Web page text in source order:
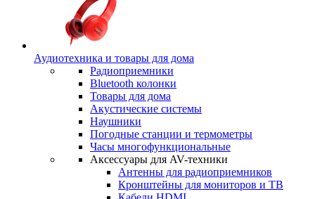
Аудиотехника и товары для дома
Радиоприемники
Bluetooth колонки
Товары для дома
Акустические системы
Наушники
Погодные станции и термометры
Часы многофункциональные
Аксессуары для AV-техники
Антенны для радиоприемников
Кронштейны для мониторов и ТВ